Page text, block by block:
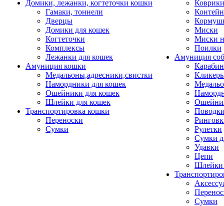
Домики, лежанки, когтеточки кошки
Гамаки, тоннели
Дверцы
Домики для кошек
Когтеточки
Комплексы
Лежанки для кошек
Амуниция кошки
Медальоны,адресники,свистки
Намордники для кошек
Ошейники для кошек
Шлейки для кошек
Транспортировка кошки
Переноски
Сумки
Миски
Миски
Поилки
Амуниция
Рулетки
Сумки
Удавки
Цепи
Шлейки
Сумки